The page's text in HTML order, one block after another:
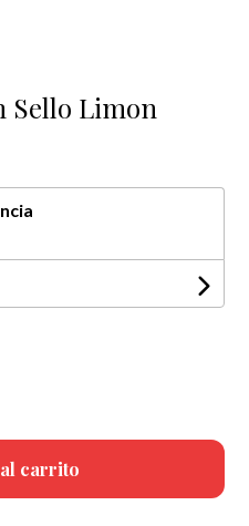
Sello Limon
carrito